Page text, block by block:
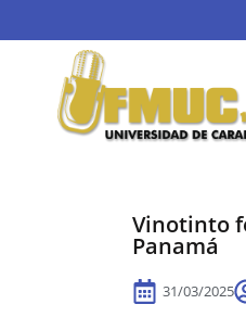
Vinotinto
Panamá
31/03/2025